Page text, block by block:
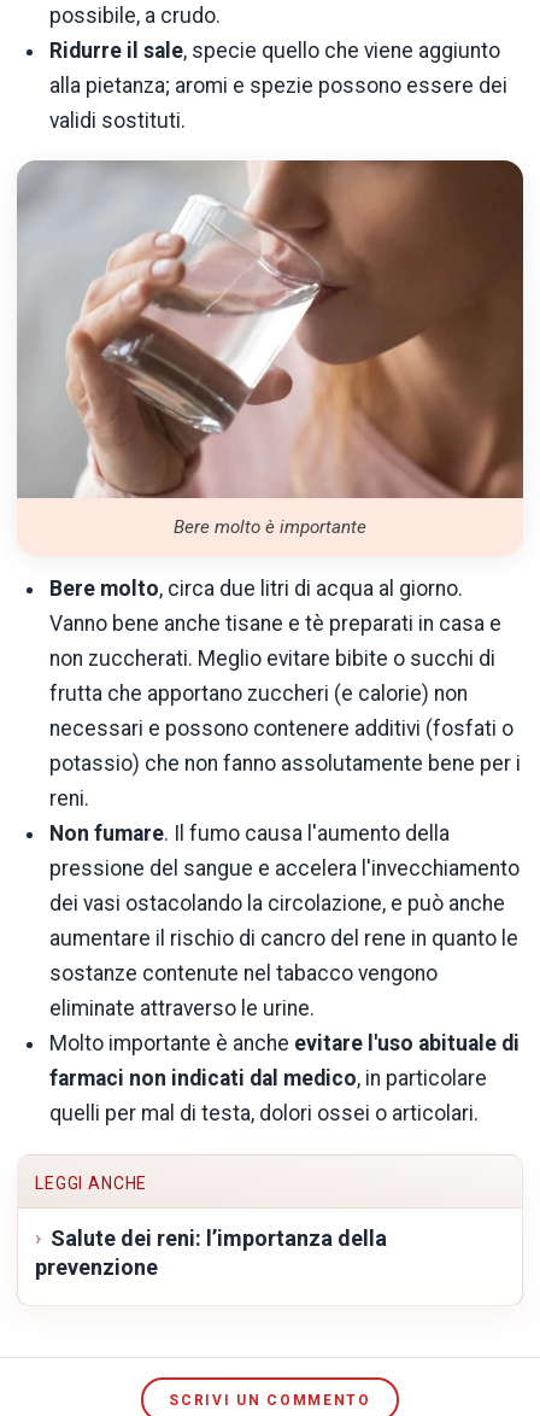
possibile, a crudo.
Ridurre il sale, specie quello che viene aggiunto
alla pietanza; aromi e spezie possono essere dei
validi sostituti.
Bere molto è importante
Bere molto, circa due litri di acqua al giorno.
Vanno bene anche tisane e tè preparati in casa e
non zuccherati. Meglio evitare bibite o succhi di
frutta che apportano zuccheri (e calorie) non
necessari e possono contenere additivi (fosfati o
potassio) che non fanno assolutamente bene per i
reni.
Non fumare. Il fumo causa l'aumento della
pressione del sangue e accelera l'invecchiamento
dei vasi ostacolando la circolazione, e può anche
aumentare il rischio di cancro del rene in quanto le
sostanze contenute nel tabacco vengono
eliminate attraverso le urine.
Molto importante è anche evitare l'uso abituale di
farmaci non indicati dal medico, in particolare
quelli per mal di testa, dolori ossei o articolari.
LEGGI ANCHE
Salute dei reni: l’importanza della
prevenzione
SCRIVI UN COMMENTO